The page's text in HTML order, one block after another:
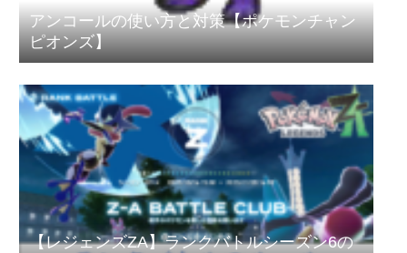
アンコールの使い方と対策【ポケモンチャン
ピオンズ】
【レジェンズZA】ランクバトルシーズン6の